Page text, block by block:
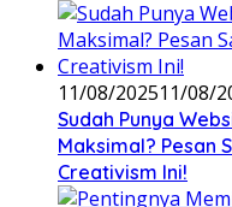
11/08/202511/08/
Sudah Punya
Maksimal? Pesan
Creativism Ini!